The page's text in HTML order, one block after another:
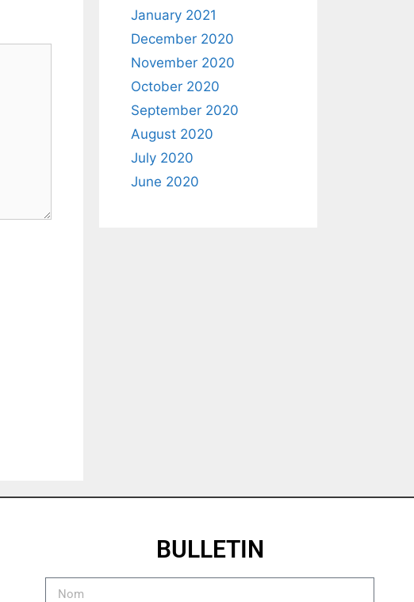
January 2021
December 2020
November 2020
October 2020
September 2020
August 2020
July 2020
June 2020
BULLETIN